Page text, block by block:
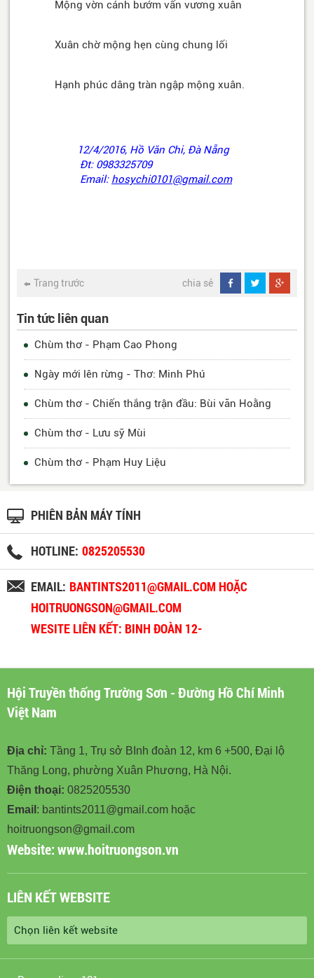
Mộng vờn cánh bướm vấn vương xuân
Xuân chờ mộng hẹn cùng chung lối
Hạnh phúc dâng tràn ngập mộng xuân.
12/4/2016, Hồ Văn Chi, Đà Nẵng
Đt: 0983325709
Email: hosychi0101@gmail.com
Trang trước chia sẻ
Tin tức liên quan
Chùm thơ - Phạm Cao Phong
Ngày mới lên rừng - Thơ: Minh Phú
Chùm thơ - Chiến thắng trận đầu: Bùi văn Hoằng
Chùm thơ - Lưu sỹ Mùi
Chùm thơ - Phạm Huy Liệu
PHIÊN BẢN MÁY TÍNH
HOTLINE: 0825205530
EMAIL: BANTINTS2011@GMAIL.COM HOẶC
HOITRUONGSON@GMAIL.COM
WESITE LIÊN KẾT: BINH ĐOÀN 12-
Hội Truyền thống Trường Sơn - Đường Hồ Chí Minh
Việt Nam
Địa chỉ: Tầng 1, Trụ sở BInh đoàn 12, km 6 +500, Đại lộ
Thăng Long, phường Xuân Phương, Hà Nội.
Điện thoại: 0825205530
Email : bantints2011@gmail.com hoặc
hoitruongson@gmail.com
Website:www.hoitruongson.vn
LIÊN KẾT WEBSITE